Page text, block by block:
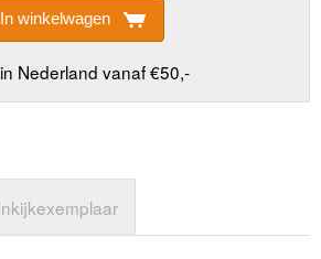
In winkelwagen
Nederland vanaf €50,-